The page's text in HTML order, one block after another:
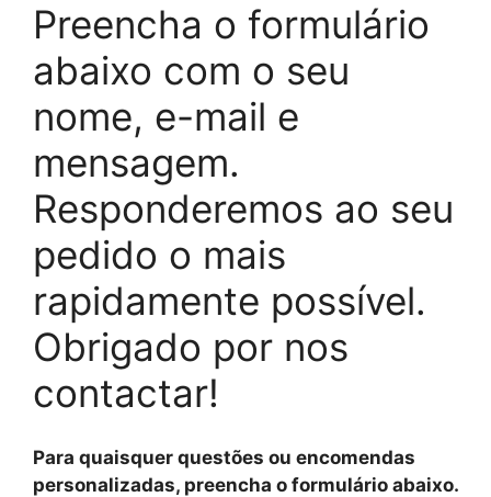
Preencha o formulário
abaixo com o seu
nome, e-mail e
mensagem.
Responderemos ao seu
pedido o mais
rapidamente possível.
Obrigado por nos
contactar!
Para quaisquer questões ou encomendas
personalizadas, preencha o formulário abaixo.